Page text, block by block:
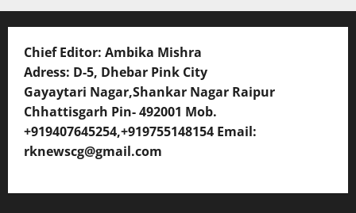
Chief Editor: Ambika Mishra
Adress: D-5, Dhebar Pink City
Gayaytari Nagar,Shankar Nagar Raipur
Chhattisgarh Pin- 492001 Mob.
+919407645254,+919755148154 Email:
rknewscg@gmail.com